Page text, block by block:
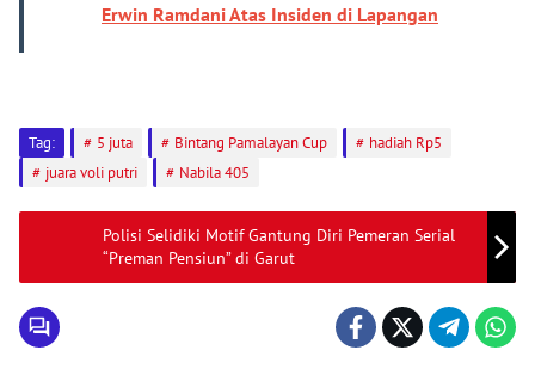
Erwin Ramdani Atas Insiden di Lapangan
Tag: 5 juta Bintang Pamalayan Cup
hadiah Rp5
juara voli putri
Nabila 405
Polisi Selidiki Motif Gantung Diri Pemeran Serial
“Preman Pensiun” di Garut